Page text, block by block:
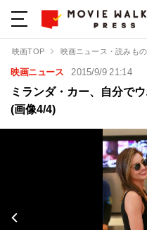
映画TOP 映画ニュース・読みもの
映画ニュース 2015/9/9 21:14
ミランダ・カー、自分で
(画像4/4)